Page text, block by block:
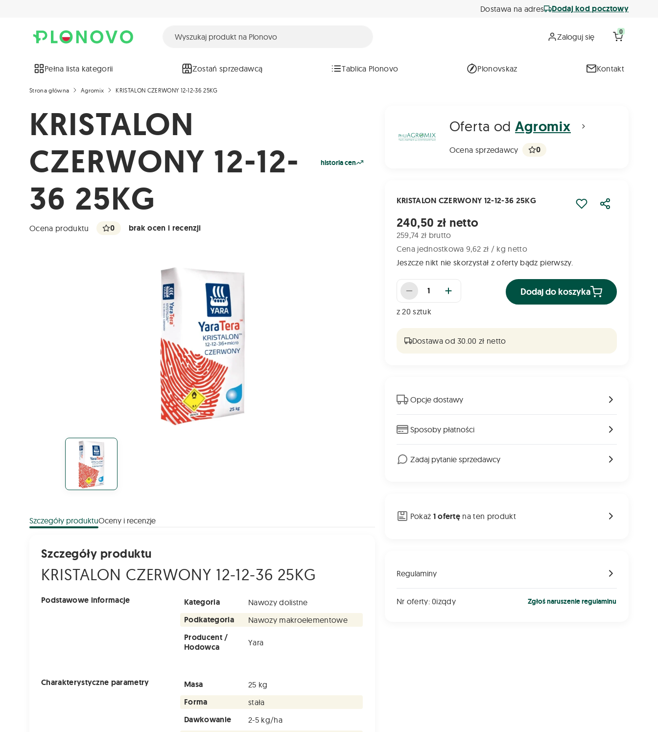
Dostawa na adres Dodaj kod pocztowy
Zaloguj się 0
Pełna lista kategorii Zostań sprzedawcą Tablica Plonovo Plonovskaz Kontakt
Strona główna Agromix KRISTALON CZERWONY 12-12-36 25KG
KRISTALON
CZERWONY 12-12-
36 25KG
historia cen
Ocena produktu 0 brak ocen i recenzji
Szczegóły produktuOceny i recenzje
Szczegóły produktu
KRISTALON CZERWONY 12-12-36 25KG
Podstawowe informacje Kategoria Nawozy dolistne
Podkategoria Nawozy makroelementowe
Producent /
Hodowca
Yara
Charakterystyczne parametry Masa 25 kg
Forma stała
Dawkowanie 2-5 kg/ha
Oferta odAgromix
Ocena sprzedawcy 0
KRISTALON CZERWONY 12-12-36 25KG
Udostępnij
Cena od
240,50 zł netto
259,74 zł brutto
Cena jednostkowa 9,62 zł / kg netto
Jeszcze nikt nie skorzystał z oferty bądz pierwszy.
Liczba sztuk
z 20 sztuk
Dodaj do koszyka
Dostawa od 30.00 zł netto
Opcje dostawy
Sposoby płatności
Zadaj pytanie sprzedawcy
Pokaż 1 ofertę na ten produkt
Regulaminy
Nr oferty: 0izqdy Zgłoś naruszenie regulaminu